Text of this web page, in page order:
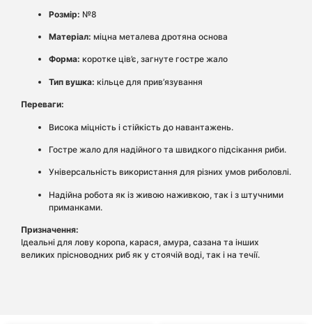
Розмір: №8
Матеріал: міцна металева дротяна основа
Форма: коротке ців’є, загнуте гостре жало
Тип вушка: кільце для прив’язування
Переваги:
Висока міцність і стійкість до навантажень.
Гостре жало для надійного та швидкого підсікання риби.
Універсальність використання для різних умов риболовлі.
Надійна робота як із живою наживкою, так і з штучними
приманками.
Призначення:
Ідеальні для лову коропа, карася, амура, сазана та інших
великих прісноводних риб як у стоячій воді, так і на течії.